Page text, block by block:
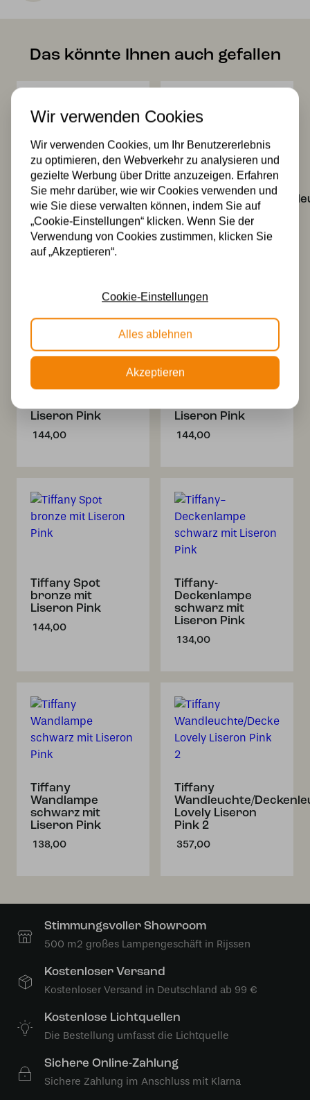
Das könnte Ihnen auch gefallen
Tiffany Slim
Tischlampe
schwarz mit
Liseron Pink
166,00
Tiffany
Wandleuchte/
Lovely Liseron
Pink
208,00
Tiffany Spot
Liseron Pink
144,00
Tiffany Spot
Liseron Pink
144,00
Tiffany Spot
bronze mit
Liseron Pink
144,00
Tiffany-
Deckenlampe
schwarz mit
Liseron Pink
134,00
Tiffany
Wandlampe
schwarz mit
Liseron Pink
138,00
Tiffany
Wandleuchte/
Lovely Liseron
Pink 2
357,00
Stimmungsvoller Showroom
500 m2 großes Lampengeschäft in Rijssen
Kostenloser Versand
Kostenloser Versand in Deutschland ab 99 €
Kostenlose Lichtquellen
Die Bestellung umfasst die Lichtquelle
Sichere Online-Zahlung
Sichere Zahlung im Anschluss mit Klarna
Wir verwenden Cookies
Wir verwenden Cookies, um Ihr Benutzererlebnis
zu optimieren, den Webverkehr zu analysieren und
gezielte Werbung über Dritte anzuzeigen. Erfahren
Sie mehr darüber, wie wir Cookies verwenden und
wie Sie diese verwalten können, indem Sie auf
„Cookie-Einstellungen“ klicken. Wenn Sie der
Verwendung von Cookies zustimmen, klicken Sie
auf „Akzeptieren“.
Cookie-Einstellungen
Alles ablehnen
Akzeptieren